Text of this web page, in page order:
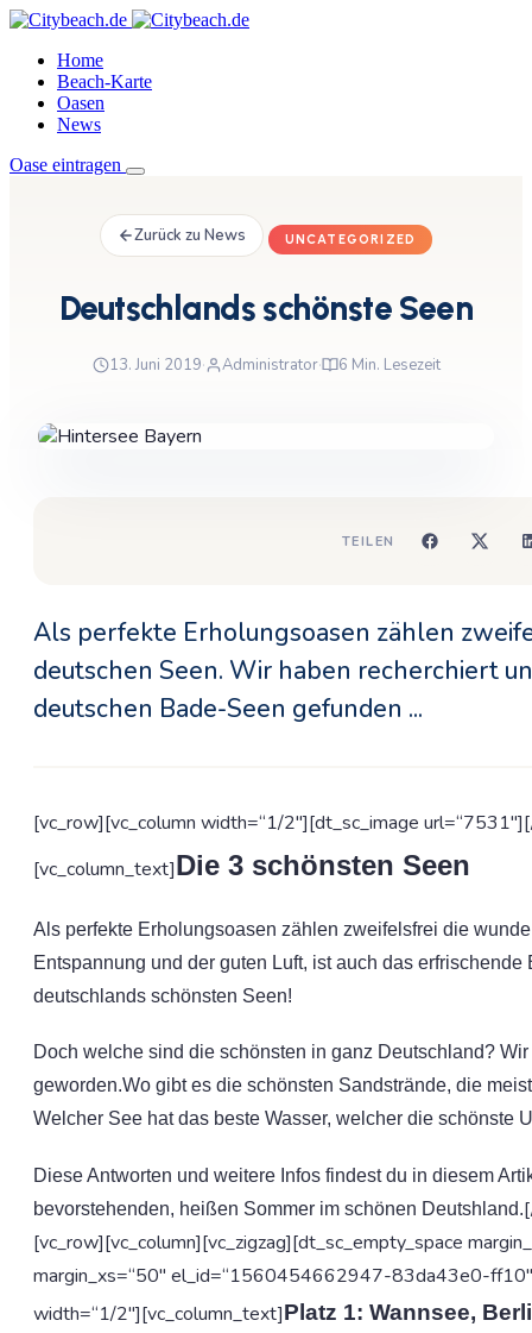
Home
Beach-Karte
Oasen
News
Oase eintragen
Zurück zu News UNCATEGORIZED
Deutschlands schönste Seen
13. Juni 2019· Administrator· 6 Min. Lesezeit
TEILEN
Als perfekte Erholungsoasen zählen
deutschen Seen. Wir haben recherchiert
deutschen Bade-Seen gefunden ...
[vc_row][vc_column width=“1/2″][dt_sc_image
[vc_column_text]Die 3 schönsten Seen
Als perfekte Erholungsoasen zählen zweifelsfrei die
Entspannung und der guten Luft, ist auch das
deutschlands schönsten Seen!
Doch welche sind die schönsten in ganz Deutschland?
geworden.Wo gibt es die schönsten Sandstrände, die
Welcher See hat das beste Wasser, welcher die schönste
Diese Antworten und weitere Infos findest du in diesem
bevorstehenden, heißen Sommer im schönen Deutshland.
[vc_row][vc_column][vc_zigzag][dt_sc_empty_space
margin_xs=“50″ el_id=“1560454662947-83da43e0-
width=“1/2″][vc_column_text]Platz 1: Wannsee,